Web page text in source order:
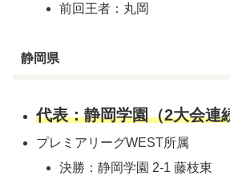
前回王者：丸岡
静岡県
代表：静岡学園（2大会連
プレミアリーグWEST所属
決勝：静岡学園 2-1 藤枝東